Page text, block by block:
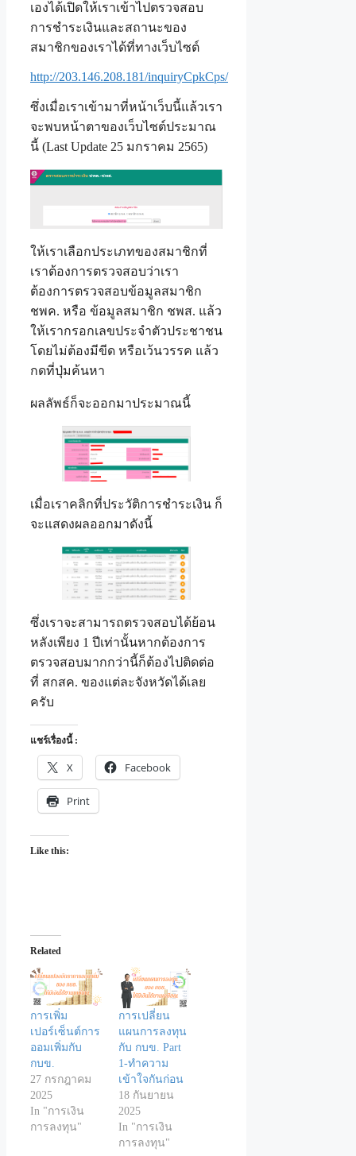
เองได้เปิดให้เราเข้าไปตรวจสอบ
การชำระเงินและสถานะของ
สมาชิกของเราได้ที่ทางเว็บไซต์
http://203.146.208.181/inquiryCpkCps/
ซึ่งเมื่อเราเข้ามาที่หน้าเว็บนี้แล้วเรา
จะพบหน้าตาของเว็บไซต์ประมาณ
นี้ (Last Update 25 มกราคม 2565)
ให้เราเลือกประเภทของสมาชิกที่
เราต้องการตรวจสอบว่าเรา
ต้องการตรวจสอบข้อมูลสมาชิก
ชพค. หรือ ข้อมูลสมาชิก ชพส. แล้ว
ให้เรากรอกเลขประจำตัวประชาชน
โดยไม่ต้องมีขีด หรือเว้นวรรค แล้ว
กดที่ปุ่มค้นหา
ผลลัพธ์ก็จะออกมาประมาณนี้
เมื่อเราคลิกที่ประวัติการชำระเงิน ก็
จะแสดงผลออกมาดังนี้
ซึ่งเราจะสามารถตรวจสอบได้ย้อน
หลังเพียง 1 ปีเท่านั้นหากต้องการ
ตรวจสอบมากกว่านี้ก็ต้องไปติดต่อ
ที่ สกสค. ของแต่ละจังหวัดได้เลย
ครับ
แชร์เรื่องนี้ :
X Facebook
Print
Like this:
Related
การเพิ่ม
เปอร์เซ็นต์การ
ออมเพิ่มกับ
กบข.
27 กรกฎาคม
2025
In "การเงิน
การลงทุน"
การเปลี่ยน
แผนการลงทุน
กับ กบข. Part
1-ทำความ
เข้าใจกันก่อน
18 กันยายน
2025
In "การเงิน
การลงทุน"